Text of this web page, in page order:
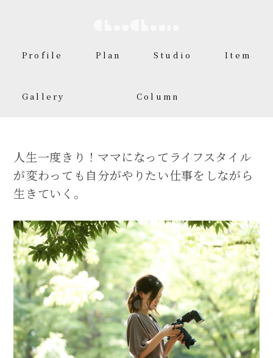
Profile Plan Studio Item
Gallery Column
人生一度きり！ママになってライフスタイル
が変わっても自分がやりたい仕事をしながら
生きていく。